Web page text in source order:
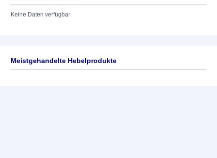
Keine Daten verfügbar
Meistgehandelte Hebelprodukte